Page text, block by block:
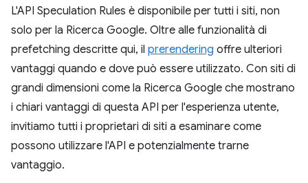
L'API Speculation Rules è disponibile per tutti i siti, non
solo per la Ricerca Google. Oltre alle funzionalità di
prefetching descritte qui, il prerendering offre ulteriori
vantaggi quando e dove può essere utilizzato. Con siti di
grandi dimensioni come la Ricerca Google che mostrano
i chiari vantaggi di questa API per l'esperienza utente,
invitiamo tutti i proprietari di siti a esaminare come
possono utilizzare l'API e potenzialmente trarne
vantaggio.